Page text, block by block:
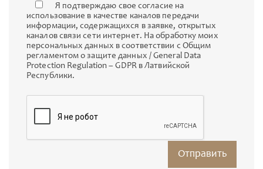
Я подтверждаю свое согласие на
использование в качестве каналов передачи
информации, содержащихся в заявке, открытых
каналов связи сети интернет. На обработку моих
персональных данных в соответствии с Общим
регламентом о защите данных / General Data
Protection Regulation – GDPR в Латвийской
Республики.